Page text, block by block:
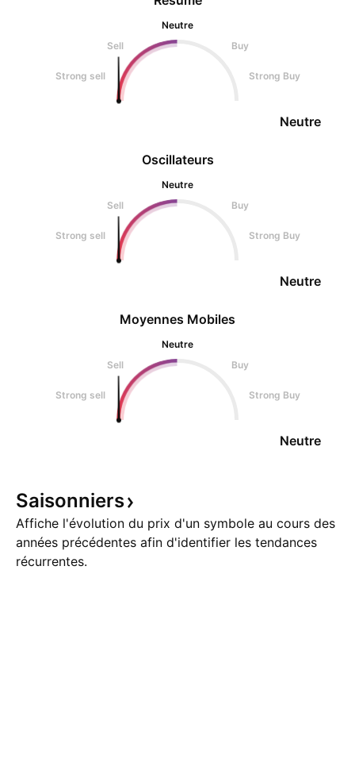
Oscillateurs
Neutre
Sell
Buy
Strong sell Strong Buy
Neutre
Neutre
Sell
Buy
Strong sell Strong Buy
Neutre
Moyennes Mobiles
Neutre
Sell
Buy
Strong sell Strong Buy
Neutre
Saisonniers
Affiche l'évolution du prix d'un symbole au cours des
années précédentes afin d'identifier les tendances
récurrentes.